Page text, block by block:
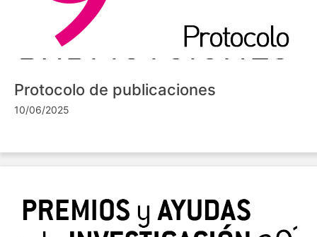
Protocolo de publicaciones
10/06/2025